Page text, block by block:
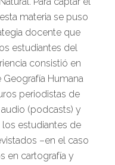
materia se puso
docente que
estudiantes del
consistió en
Humana
periodistas de
(podcasts) y
los estudiantes de
–en el caso
en cartografía y